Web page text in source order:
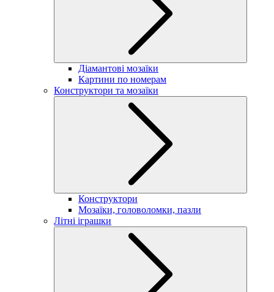
Діамантові мозаїки
Картини по номерам
Конструктори та мозаїки
Конструктори
Мозаїки, головоломки, пазли
Літні іграшки